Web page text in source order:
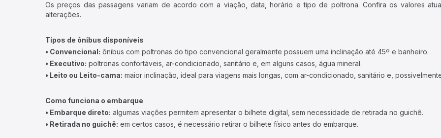
Os preços das passagens variam de acordo com a viação, data, horário e tipo de poltrona. Confira os valores
alterações.
Tipos de ônibus disponíveis
• Convencional: ônibus com poltronas do tipo convencional geralmente possuem uma inclinação até 45º e banheiro.
• Executivo: poltronas confortáveis, ar-condicionado, sanitário e, em alguns casos, água mineral.
• Leito ou Leito-cama: maior inclinação, ideal para viagens mais longas, com ar-condicionado, sanitário e,
Como funciona o embarque
• Embarque direto: algumas viações permitem apresentar o bilhete digital, sem necessidade de retirada no guichê.
• Retirada no guichê: em certos casos, é necessário retirar o bilhete físico antes do embarque.